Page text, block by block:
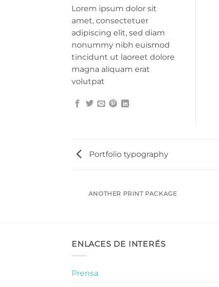
Lorem ipsum dolor sit
amet, consectetuer
adipiscing elit, sed diam
nonummy nibh euismod
tincidunt ut laoreet dolore
magna aliquam erat
volutpat
Portfolio typography
ANOTHER PRINT PACKAGE
ENLACES DE INTERÉS
Prensa